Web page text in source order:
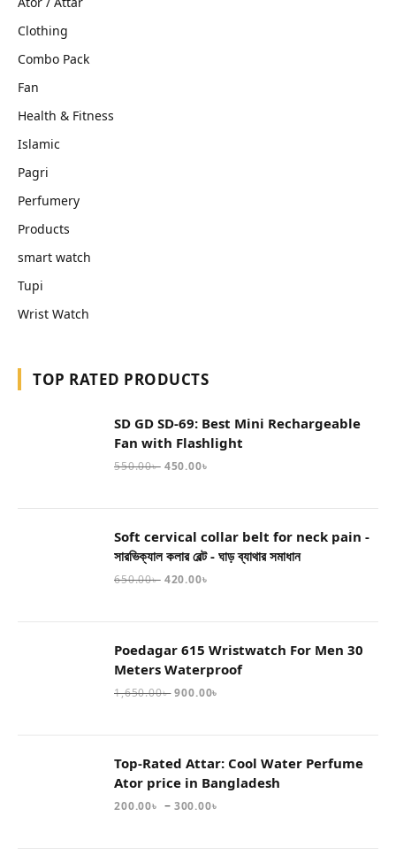
Clothing
Combo Pack
Fan
Health & Fitness
Islamic
Pagri
Perfumery
Products
smart watch
Tupi
Wrist Watch
TOP RATED PRODUCTS
SD GD SD-69: Best Mini Rechargeable
Fan with Flashlight
550.00৳ 450.00৳
Soft cervical collar belt for neck pain -
সারভিক্যাল কলার বেল্ট - ঘাড় ব্যাথার সমাধান
650.00৳ 420.00৳
Poedagar 615 Wristwatch For Men 30
Meters Waterproof
1,650.00৳ 900.00৳
Top-Rated Attar: Cool Water Perfume
Ator price in Bangladesh
200.00৳ – 300.00৳